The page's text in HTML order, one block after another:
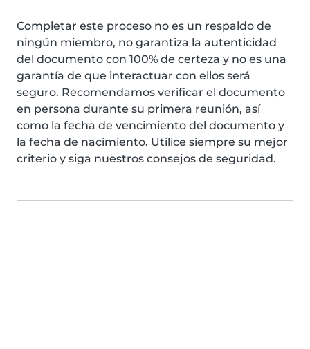
Completar este proceso no es un respaldo de
ningún miembro, no garantiza la autenticidad
del documento con 100% de certeza y no es una
garantía de que interactuar con ellos será
seguro. Recomendamos verificar el documento
en persona durante su primera reunión, así
como la fecha de vencimiento del documento y
la fecha de nacimiento. Utilice siempre su mejor
criterio y siga nuestros consejos de seguridad.